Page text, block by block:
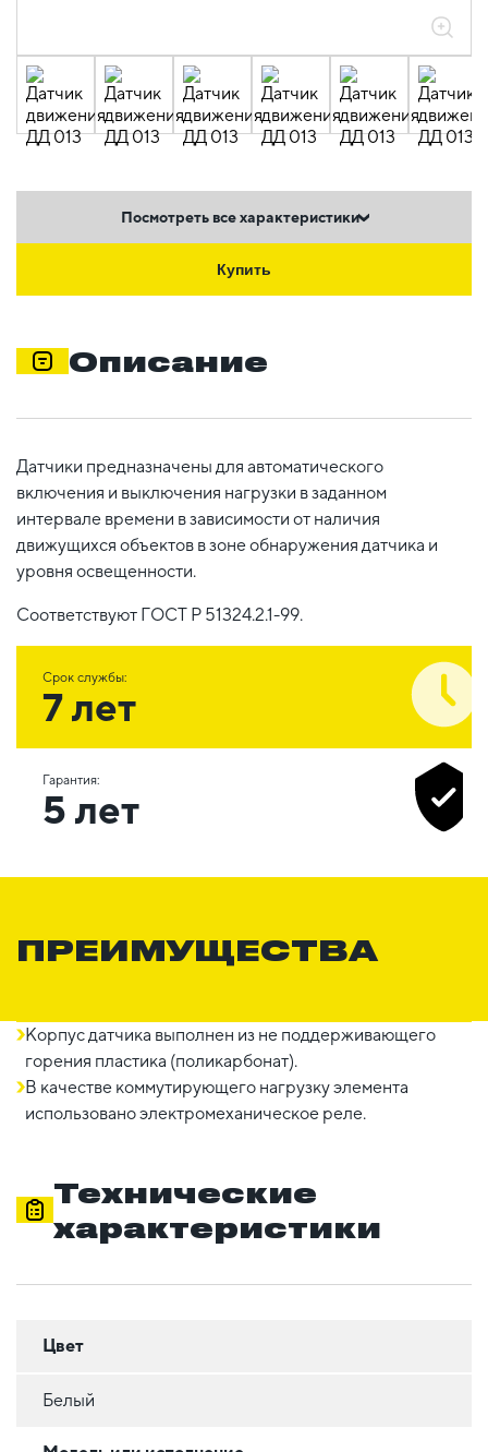
Посмотреть все характеристики
Купить
Описание
Датчики предназначены для автоматического
включения и выключения нагрузки в заданном
интервале времени в зависимости от наличия
движущихся объектов в зоне обнаружения датчика и
уровня освещенности.
Соответствуют ГОСТ Р 51324.2.1-99.
Срок службы:
7 лет
Гарантия:
5 лет
ПРЕИМУЩЕСТВА
Корпус датчика выполнен из не поддерживающего
горения пластика (поликарбонат).
В качестве коммутирующего нагрузку элемента
использовано электромеханическое реле.
Технические
характеристики
Цвет
Белый